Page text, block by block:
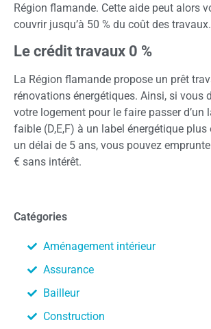
Région flamande. Cette aide peut alors
couvrir jusqu’à 50 % du coût des travaux.
Le crédit travaux 0 %
La Région flamande propose un prêt
rénovations énergétiques. Ainsi, si vous
votre logement pour le faire passer d’un
faible (D,E,F) à un label énergétique plus
un délai de 5 ans, vous pouvez
€ sans intérêt.
Catégories
Aménagement intérieur
Assurance
Bailleur
Construction